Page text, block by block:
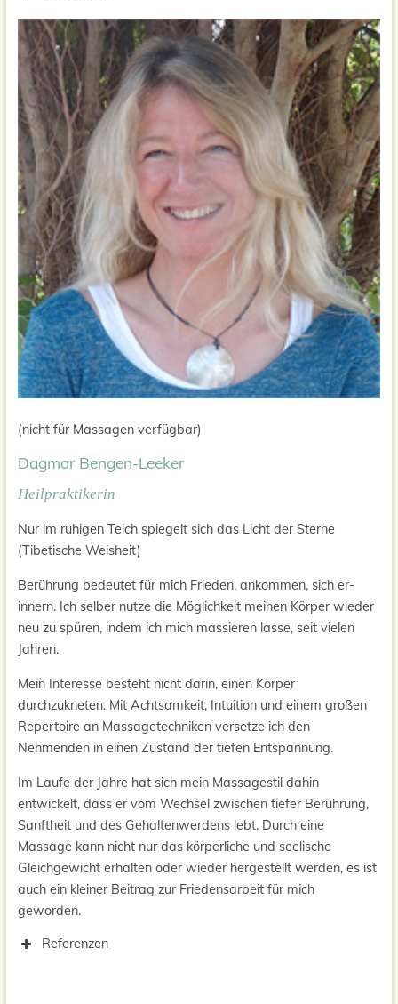
(nicht für Massagen verfügbar)
Dagmar Bengen-Leeker
Heilpraktikerin
Nur im ruhigen Teich spiegelt sich das Licht der Sterne
(Tibetische Weisheit)
Berührung bedeutet für mich Frieden, ankommen, sich er-
innern. Ich selber nutze die Möglichkeit meinen Körper wieder
neu zu spüren, indem ich mich massieren lasse, seit vielen
Jahren.
Mein Interesse besteht nicht darin, einen Körper
durchzukneten. Mit Achtsamkeit, Intuition und einem großen
Repertoire an Massagetechniken versetze ich den
Nehmenden in einen Zustand der tiefen Entspannung.
Im Laufe der Jahre hat sich mein Massagestil dahin
entwickelt, dass er vom Wechsel zwischen tiefer Berührung,
Sanftheit und des Gehaltenwerdens lebt. Durch eine
Massage kann nicht nur das körperliche und seelische
Gleichgewicht erhalten oder wieder hergestellt werden, es ist
auch ein kleiner Beitrag zur Friedensarbeit für mich
geworden.
Referenzen